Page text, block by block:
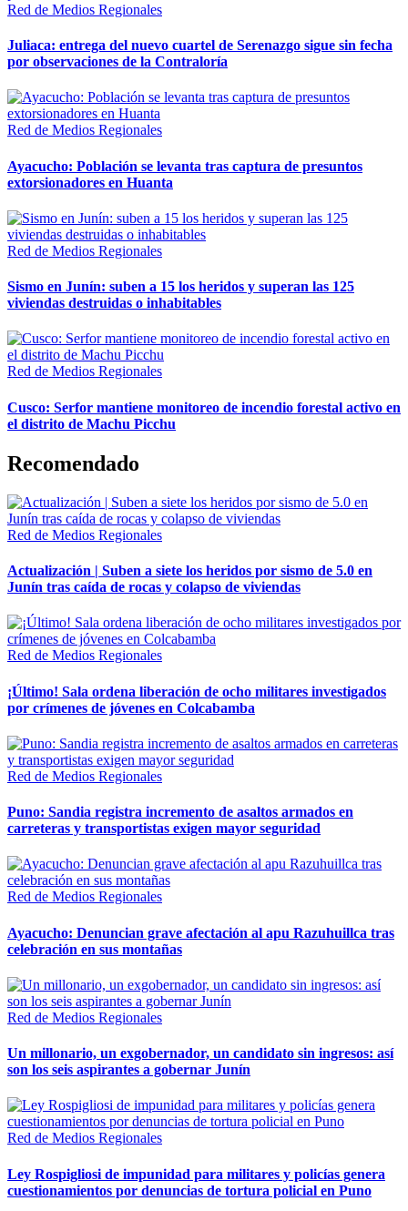
Red de Medios Regionales
Juliaca: entrega del nuevo cuartel de Serenazgo sigue sin fecha
por observaciones de la Contraloría
Red de Medios Regionales
Ayacucho: Población se levanta tras captura de presuntos
extorsionadores en Huanta
Red de Medios Regionales
Sismo en Junín: suben a 15 los heridos y superan las 125
viviendas destruidas o inhabitables
Red de Medios Regionales
Cusco: Serfor mantiene monitoreo de incendio forestal activo en
el distrito de Machu Picchu
Recomendado
Red de Medios Regionales
Actualización | Suben a siete los heridos por sismo de 5.0 en
Junín tras caída de rocas y colapso de viviendas
Red de Medios Regionales
¡Último! Sala ordena liberación de ocho militares investigados
por crímenes de jóvenes en Colcabamba
Red de Medios Regionales
Puno: Sandia registra incremento de asaltos armados en
carreteras y transportistas exigen mayor seguridad
Red de Medios Regionales
Ayacucho: Denuncian grave afectación al apu Razuhuillca tras
celebración en sus montañas
Red de Medios Regionales
Un millonario, un exgobernador, un candidato sin ingresos: así
son los seis aspirantes a gobernar Junín
Red de Medios Regionales
Ley Rospigliosi de impunidad para militares y policías genera
cuestionamientos por denuncias de tortura policial en Puno